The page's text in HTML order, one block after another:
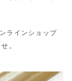
ラインショップ
。